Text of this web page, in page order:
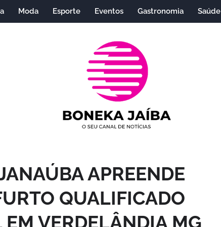
Moda Esporte Eventos Gastronomia Saúde
APREENDE
QUALIFICADO
VERDELÂNDIA MG